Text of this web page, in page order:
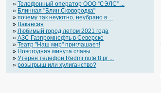
» Телефонный оператор OOO “СЭЛС” ...
» Блинная "Блин.Сковородка"
» почему так неуютно, неубрано в ...
» Вакансия
» Любимый город летом 2021 года
» АЗС Газпромнефть в Северске
» Театр "Наш мир" приглашает!
» Новогодняя минута славы
» Утерен телефон Redmi note 8 pr ...
» розыгрыш или хулиганство?